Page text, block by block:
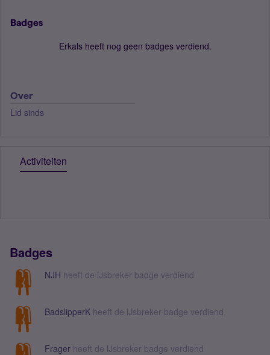
Badges
Erkals heeft nog geen badges verdiend.
Over
Lid sinds
Activiteiten
Badges
NJH heeft de IJsbreker badge verdiend
BadslipperK heeft de IJsbreker badge verdiend
Frager heeft de IJsbreker badge verdiend